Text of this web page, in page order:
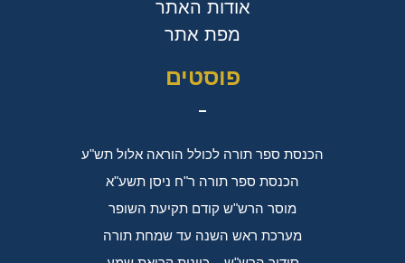
אודות האתר
מפת אתר
פוסטים
הכנסת ספר תורה לכולל הוראה אלול תש"ע
הכנסת ספר תורה ר"ח ניסן תשע"א
מוסר הרש"ש קודם תקיעת השופר
מערכת ראש השנה עד שמחת תורה